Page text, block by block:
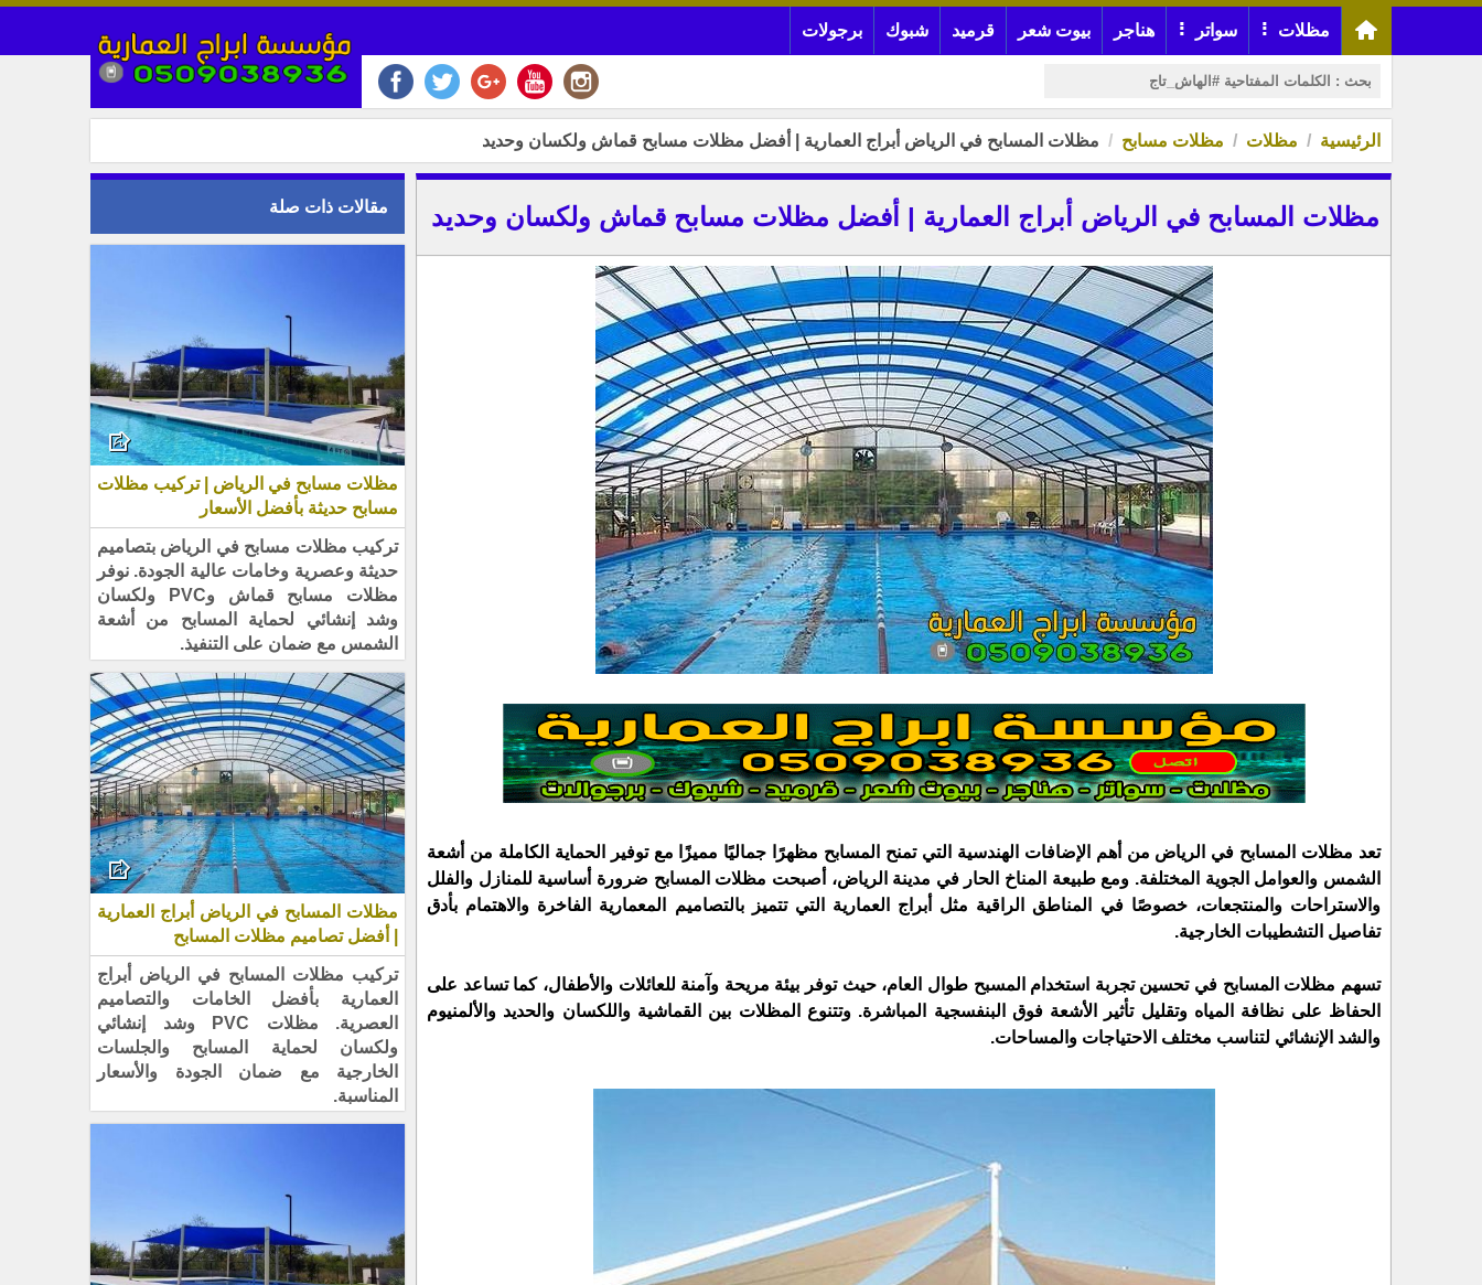
مظلات سواتر هناجر بيوت شعر قرميد شبوك برجولات
الرئيسية مظلات مظلات مسابح مظلات المسابح في الرياض أبراج العمارية | أفضل مظلات مسابح قماش ولكسان وحديد
مظلات المسابح في الرياض أبراج العمارية | أفضل مظلات مسابح قماش ولكسان وحديد
تعد مظلات المسابح في الرياض من أهم الإضافات الهندسية التي تمنح المسابح مظهرًا جماليًا مميزًا مع توفير الحماية الكاملة من أشعة
الشمس والعوامل الجوية المختلفة. ومع طبيعة المناخ الحار في مدينة الرياض، أصبحت مظلات المسابح ضرورة أساسية للمنازل والفلل
والاستراحات والمنتجعات، خصوصًا في المناطق الراقية مثل أبراج العمارية التي تتميز بالتصاميم المعمارية الفاخرة والاهتمام بأدق
تفاصيل التشطيبات الخارجية.
تسهم مظلات المسابح في تحسين تجربة استخدام المسبح طوال العام، حيث توفر بيئة مريحة وآمنة للعائلات والأطفال، كما تساعد على
الحفاظ على نظافة المياه وتقليل تأثير الأشعة فوق البنفسجية المباشرة. وتتنوع المظلات بين القماشية واللكسان والحديد والألمنيوم
والشد الإنشائي لتناسب مختلف الاحتياجات والمساحات.
مقالات ذات صلة
مظلات مسابح في الرياض | تركيب مظلات
مسابح حديثة بأفضل الأسعار
تركيب مظلات مسابح في الرياض بتصاميم
حديثة وعصرية وخامات عالية الجودة. نوفر
مظلات مسابح قماش وPVC ولكسان
وشد إنشائي لحماية المسابح من أشعة
الشمس مع ضمان على التنفيذ.
مظلات المسابح في الرياض أبراج العمارية
| أفضل تصاميم مظلات المسابح
تركيب مظلات المسابح في الرياض أبراج
العمارية بأفضل الخامات والتصاميم
العصرية. مظلات PVC وشد إنشائي
ولكسان لحماية المسابح والجلسات
الخارجية مع ضمان الجودة والأسعار
المناسبة.